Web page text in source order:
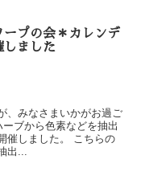
ープの会＊カレンデ
しました
、みなさまいかがお過ご
ブから色素などを抽出
催しました。 こちらの
出...